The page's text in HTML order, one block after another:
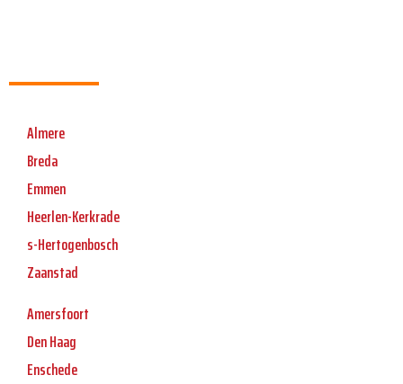
Almere
Breda
Emmen
Heerlen-Kerkrade
s-Hertogenbosch
Zaanstad
Amersfoort
Den Haag
Enschede